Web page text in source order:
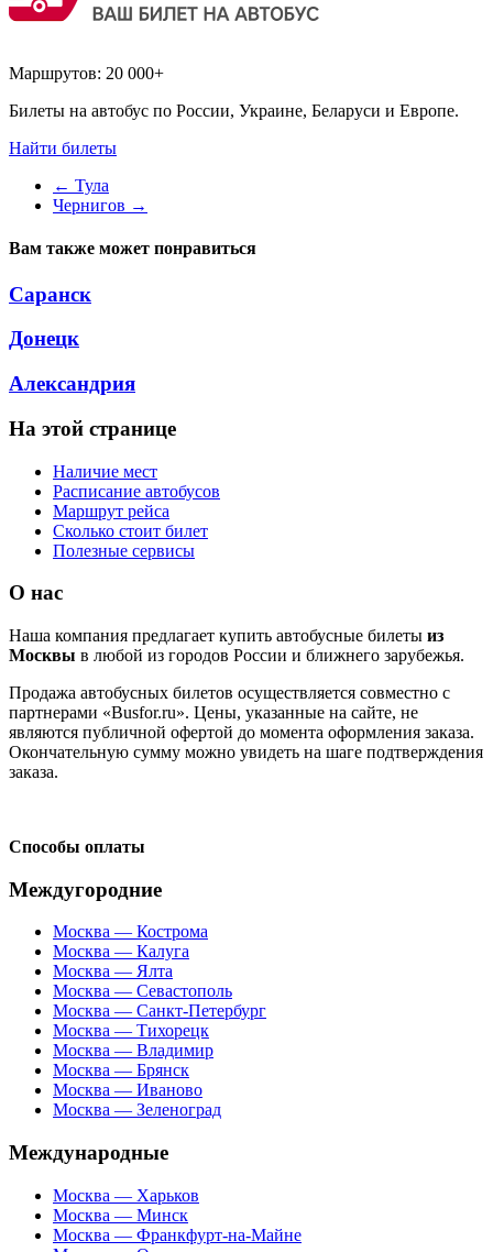
Маршрутов: 20 000+
Билеты на автобус по России, Украине, Беларуси и Европе.
Найти билеты
← Тула
Чернигов →
Вам также может понравиться
Саранск
Донецк
Александрия
На этой странице
Наличие мест
Расписание автобусов
Маршрут рейса
Сколько стоит билет
Полезные сервисы
О нас
Наша компания предлагает купить автобусные билеты из
Москвы в любой из городов России и ближнего зарубежья.
Продажа автобусных билетов осуществляется совместно с
партнерами «Busfor.ru». Цены, указанные на сайте, не
являются публичной офертой до момента оформления заказа.
Окончательную сумму можно увидеть на шаге подтверждения
заказа.
Способы оплаты
Междугородние
Москва — Кострома
Москва — Калуга
Москва — Ялта
Москва — Севастополь
Москва — Санкт-Петербург
Москва — Тихорецк
Москва — Владимир
Москва — Брянск
Москва — Иваново
Москва — Зеленоград
Международные
Москва — Харьков
Москва — Минск
Москва — Франкфурт-на-Майне